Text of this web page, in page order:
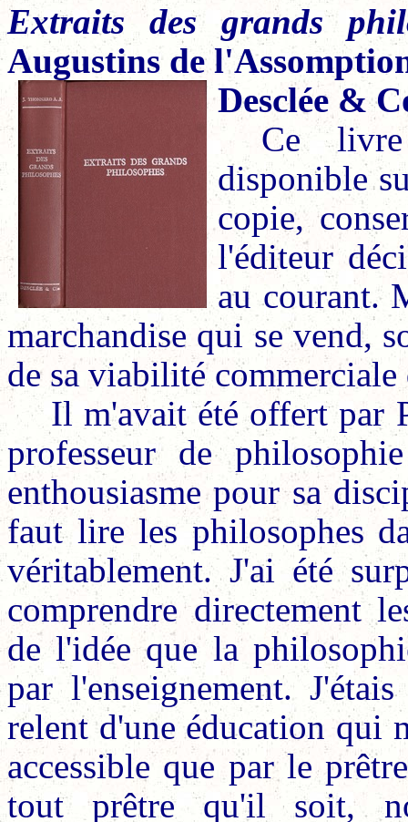
Extraits des grands
Augustins de
Desclée &
Ce livre
disponible
copie,
l'éditeur
au courant.
marchandise qui se vend,
de sa viabilité
Il m'avait été offert par
professeur de
enthousiasme pour sa
faut lire les philosophes
véritablement. J'ai été
comprendre directement
de l'idée que la
par l'enseignement.
relent d'une éducation qui
accessible que par le
tout prêtre qu'il soit,